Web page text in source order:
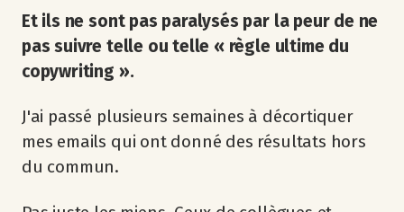
Et ils ne sont pas paralysés par la peur de ne
pas suivre telle ou telle « règle ultime du
copywriting ».
J'ai passé plusieurs semaines à décortiquer
mes emails qui ont donné des résultats hors
du commun.